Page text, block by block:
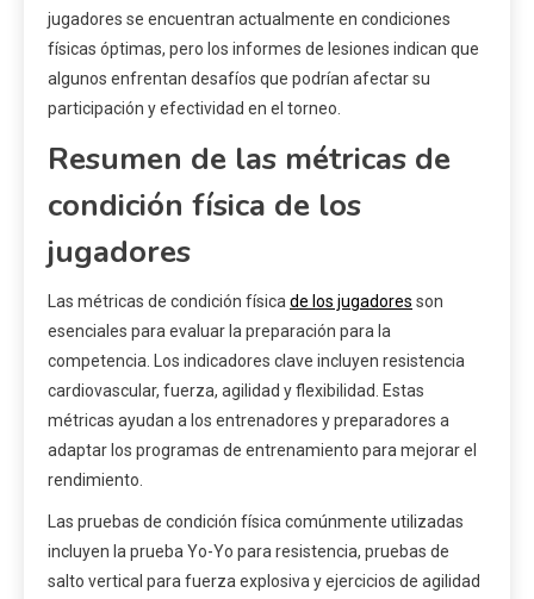
jugadores se encuentran actualmente en condiciones
físicas óptimas, pero los informes de lesiones indican que
algunos enfrentan desafíos que podrían afectar su
participación y efectividad en el torneo.
Resumen de las métricas de
condición física de los
jugadores
Las métricas de condición física de los jugadores son
esenciales para evaluar la preparación para la
competencia. Los indicadores clave incluyen resistencia
cardiovascular, fuerza, agilidad y flexibilidad. Estas
métricas ayudan a los entrenadores y preparadores a
adaptar los programas de entrenamiento para mejorar el
rendimiento.
Las pruebas de condición física comúnmente utilizadas
incluyen la prueba Yo-Yo para resistencia, pruebas de
salto vertical para fuerza explosiva y ejercicios de agilidad